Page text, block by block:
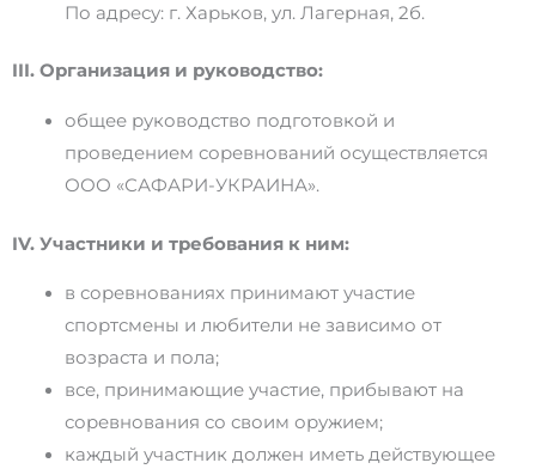
По адресу: г. Харьков, ул. Лагерная, 2б.
III. Организация и руководство:
общее руководство подготовкой и
проведением соревнований осуществляется
ООО «САФАРИ-УКРАИНА».
IV. Участники и требования к ним:
в соревнованиях принимают участие
спортсмены и любители не зависимо от
возраста и пола;
все, принимающие участие, прибывают на
соревнования со своим оружием;
каждый участник должен иметь действующее